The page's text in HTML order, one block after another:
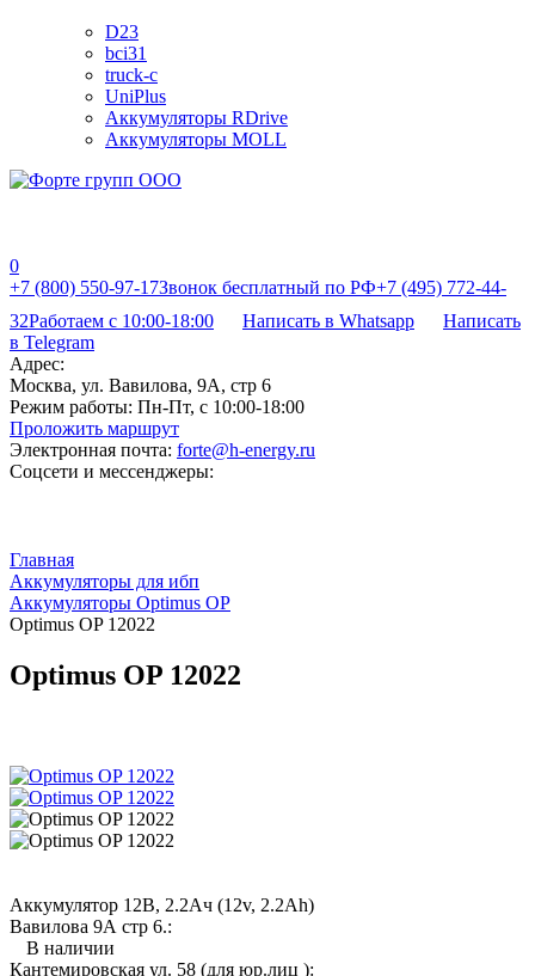
D23
bci31
truck-c
UniPlus
Аккумуляторы RDrive
Аккумуляторы MOLL
0
+7 (800) 550-97-17Звонок бесплатный по РФ+7 (495) 772-44-
32Работаем с 10:00-18:00 Написать в Whatsapp
Написать
в Telegram
Адрес:
Москва, ул. Вавилова, 9А, стр 6
Режим работы: Пн-Пт, с 10:00-18:00
Проложить маршрут
Электронная почта: forte@h-energy.ru
Соцсети и мессенджеры:
Главная
Аккумуляторы для ибп
Аккумуляторы Optimus OP
Optimus OP 12022
Optimus OP 12022
Аккумулятор 12В, 2.2Ач (12v, 2.2Ah)
Вавилова 9А стр 6.:
В наличии
Кантемировская ул. 58 (для юр.лиц ):